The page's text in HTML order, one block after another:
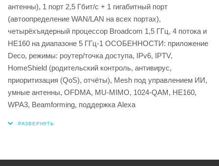
антенны), 1 порт 2,5 Гбит/с + 1 гигабитный порт
(автоопределение WAN/LAN на всех портах),
четырёхъядерный процессор Broadcom 1,5 ГГц, 4 потока и
HE160 на диапазоне 5 ГГц-1 ОСОБЕННОСТИ: приложение
Deco, режимы: роутер/точка доступа, IPv6, IPTV,
HomeShield (родительский контроль, антивирус,
приоритизация (QoS), отчёты), Mesh под управлением ИИ,
умные антенны, OFDMA, MU-MIMO, 1024-QAM, HE160,
WPA3, Beamforming, поддержка Alexa